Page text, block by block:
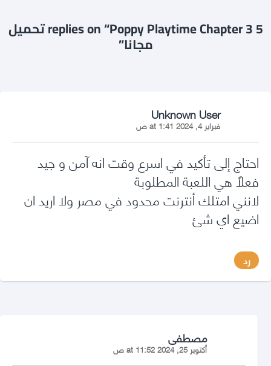
5 replies on “Poppy Playtime Chapter 3 تحميل
مجانا”
Unknown User
فبراير 4, 2024 at 1:41 ص
احتاج إلى تأكيد في اسرع وقت انه آمن و جيد
فعلًا هي اللعبة المطلوبة
لانني امتلك أنترنت محدود في مصر ولا اريد ان
اضيع اي شئ
رد
مصطفىsays: أكتوبر 25, 2024 at 11:52 ص